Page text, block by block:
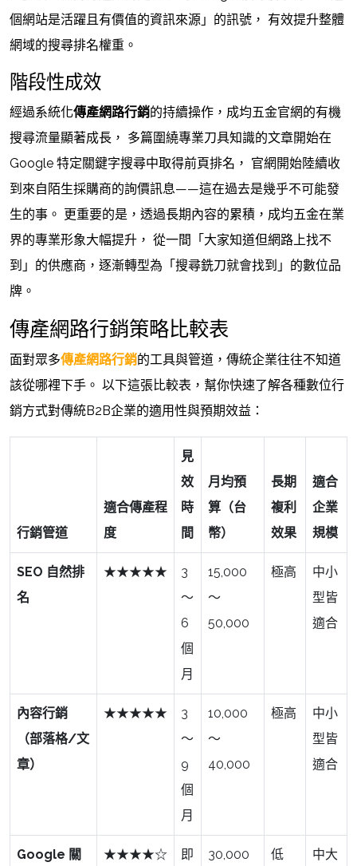
個網站是活躍且有價值的資訊來源」的訊號， 有效提升整體
網域的搜尋排名權重。
階段性成效
經過系統化傳產網路行銷的持續操作，成均五金官網的有機
搜尋流量顯著成長， 多篇圍繞專業刀具知識的文章開始在
Google 特定關鍵字搜尋中取得前頁排名， 官網開始陸續收
到來自陌生採購商的詢價訊息——這在過去是幾乎不可能發
生的事。 更重要的是，透過長期內容的累積，成均五金在業
界的專業形象大幅提升， 從一間「大家知道但網路上找不
到」的供應商，逐漸轉型為「搜尋銑刀就會找到」的數位品
牌。
傳產網路行銷策略比較表
面對眾多傳產網路行銷的工具與管道，傳統企業往往不知道
該從哪裡下手。 以下這張比較表，幫你快速了解各種數位行
銷方式對傳統B2B企業的適用性與預期效益：
行銷管道
適合傳產程
度
見
效
時
間
月均預
算（台
幣）
長期
複利
效果
適合
企業
規模
SEO 自然排
名
★★★★★
3
～
6
個
月
15,000
～
50,000
極高
中小
型皆
適合
內容行銷
（部落格/文
章）
★★★★★
3
～
9
個
月
10,000
～
40,000
極高
中小
型皆
適合
Google 關
★★★★☆
即
30,000
低
中大